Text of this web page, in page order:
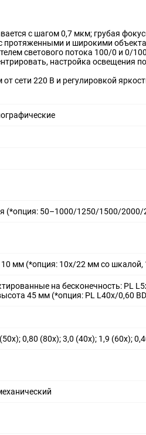
с шагом 0,7 мкм; грубая
и широкими
светового потока 100/0 и 0/
настройка освещения
сети 220 В и регулировкой
(*опция: 50–1000/1250/1500/2000/
мм (*опция: 10x/22 мм со
на бесконечность: PL
45 мм (*опция: PL L40х/0,60
0,80 (80х); 3,0 (40x); 1,9 (60х);